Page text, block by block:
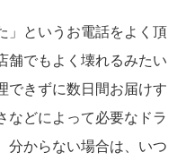
」というお電話をよく頂
舗でもよく壊れるみたい
できずに数日間お届けす
などによって必要なドラ
分からない場合は、いつ